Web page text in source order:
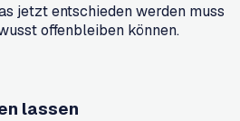
jetzt entschieden werden muss
offenbleiben können.
lassen